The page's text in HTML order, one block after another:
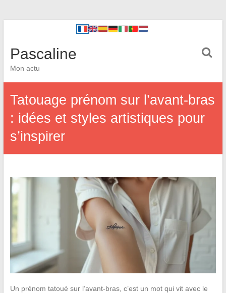
Pascaline
Mon actu
Tatouage prénom sur l’avant-bras
: idées et styles artistiques pour
s’inspirer
Un prénom tatoué sur l’avant-bras, c’est un mot qui vit avec le